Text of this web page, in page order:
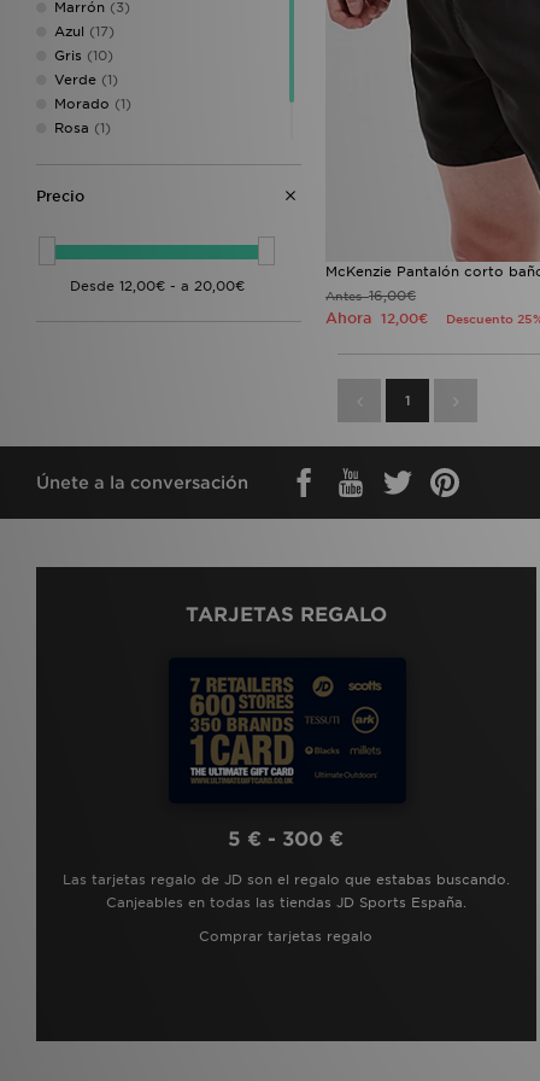
(1)
(1)
Marrón (3)
Azul (17)
Gris (10)
Verde (1)
Morado (1)
Rosa (1)
Precio
McKenzie Pantalón corto
Antes16,00€
Ahora 12,00€ Descuento
1
Únete a la conversación
TARJETAS REGALO
5 € - 300 €
Las tarjetas regalo de JD son el regalo que estabas buscando.
Canjeables en todas las tiendas JD Sports España.
Comprar tarjetas regalo